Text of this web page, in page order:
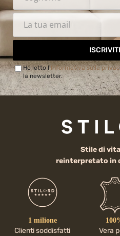
ISCRIVITI
Ho letto l'Informativa sulla
la newsletter.
Stile di
reinterpretato in
1 milione
Clienti soddisfatti Vera